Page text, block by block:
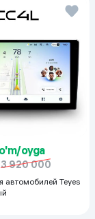
oyga
3 920 000
автомобилей Teyes